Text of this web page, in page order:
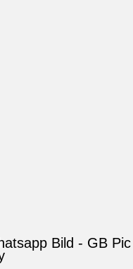
Bild - GB Pic